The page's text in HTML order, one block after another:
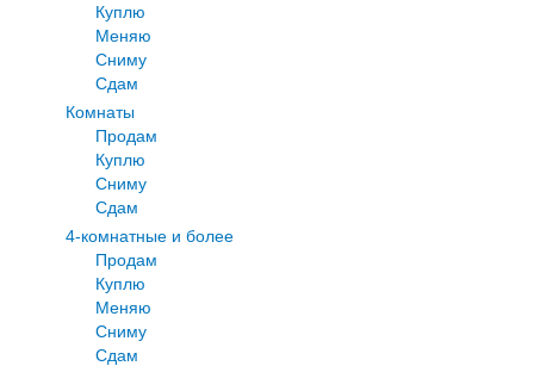
Куплю
Меняю
Сниму
Сдам
Комнаты
Продам
Куплю
Сниму
Сдам
4-комнатные и более
Продам
Куплю
Меняю
Сниму
Сдам